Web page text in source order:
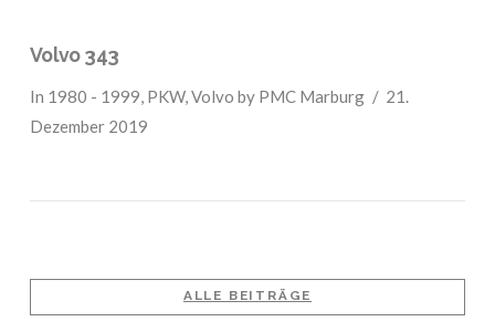
Volvo 343
In 1980 - 1999, PKW,Volvo by PMC Marburg
21.
Dezember 2019
ALLE BEITRÄGE